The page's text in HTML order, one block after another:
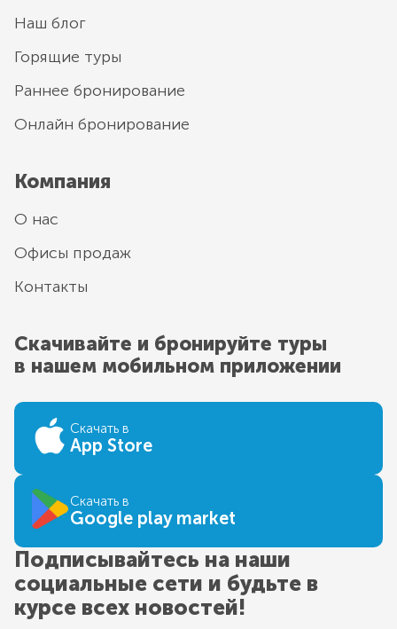
Наш блог
Горящие туры
Раннее бронирование
Онлайн бронирование
Компания
О нас
Офисы продаж
Контакты
Скачивайте и бронируйте туры
в нашем мобильном приложении
Скачать в
App Store
Скачать в
Google play market
Подписывайтесь на наши
социальные сети и будьте в
курсе всех новостей!